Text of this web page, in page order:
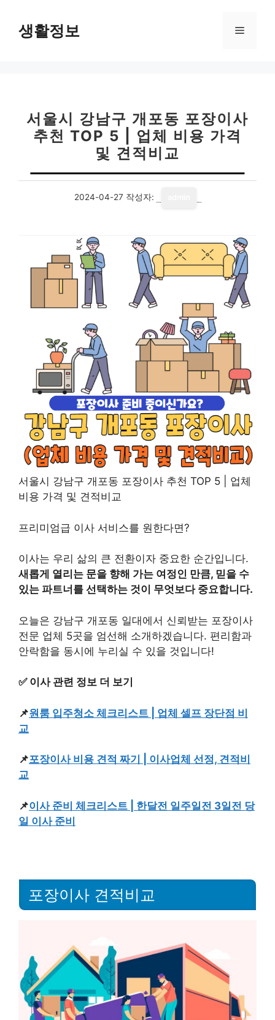
생활정보 메
서울시 강남구 개포동 포장이사
추천 TOP 5 | 업체 비용 가격
및 견적비교
2024-04-27 작성자:
서울시 강남구 개포동 포장이사 추천 TOP 5 | 업체
비용 가격 및 견적비교
프리미엄급 이사 서비스를 원한다면?
이사는 우리 삶의 큰 전환이자 중요한 순간입니다.
새롭게 열리는 문을 향해 가는 여정인 만큼, 믿을 수
있는 파트너를 선택하는 것이 무엇보다 중요합니다.
오늘은 강남구 개포동 일대에서 신뢰받는 포장이사
전문 업체 5곳을 엄선해 소개하겠습니다. 편리함과
안락함을 동시에 누리실 수 있을 것입니다!
✅ 이사 관련 정보 더 보기
📌원룸 입주청소 체크리스트 | 업체 셀프 장단점 비
교
📌포장이사 비용 견적 짜기 | 이사업체 선정, 견적비
교
📌이사 준비 체크리스트 | 한달전 일주일전 3일전 당
일 이사 준비
포장이사 견적비교